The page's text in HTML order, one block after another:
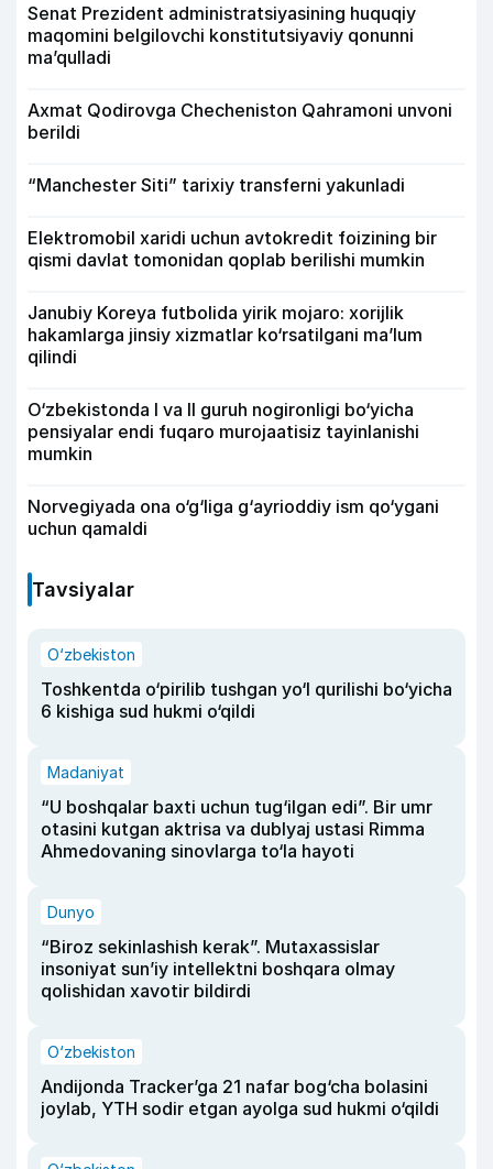
Senat Prezident administratsiyasining huquqiy
maqomini belgilovchi konstitutsiyaviy qonunni
ma’qulladi
Axmat Qodirovga Checheniston Qahramoni unvoni
berildi
“Manchester Siti” tarixiy transferni yakunladi
Elektromobil xaridi uchun avtokredit foizining bir
qismi davlat tomonidan qoplab berilishi mumkin
Janubiy Koreya futbolida yirik mojaro: xorijlik
hakamlarga jinsiy xizmatlar ko‘rsatilgani ma’lum
qilindi
O‘zbekistonda I va II guruh nogironligi bo‘yicha
pensiyalar endi fuqaro murojaatisiz tayinlanishi
mumkin
Norvegiyada ona o‘g‘liga g‘ayrioddiy ism qo‘ygani
uchun qamaldi
Tavsiyalar
O‘zbekiston
Toshkentda o‘pirilib tushgan yo‘l qurilishi bo‘yicha
6 kishiga sud hukmi o‘qildi
Madaniyat
“U boshqalar baxti uchun tug‘ilgan edi”. Bir umr
otasini kutgan aktrisa va dublyaj ustasi Rimma
Ahmedovaning sinovlarga to‘la hayoti
Dunyo
“Biroz sekinlashish kerak”. Mutaxassislar
insoniyat sun’iy intellektni boshqara olmay
qolishidan xavotir bildirdi
O‘zbekiston
Andijonda Tracker’ga 21 nafar bog‘cha bolasini
joylab, YTH sodir etgan ayolga sud hukmi o‘qildi